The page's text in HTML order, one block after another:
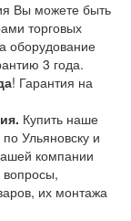
Вы можете быть
торговых
оборудование
3 года.
! Гарантия на
Купить наше
Ульяновску и
компании
вопросы,
их монтажа